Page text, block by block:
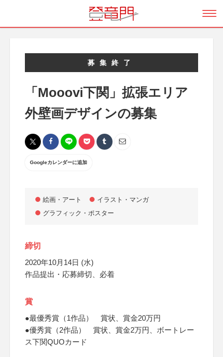
募集終了
「Mooovi下関」拡張エリア
外壁画デザインの募集
Googleカレンダーに追加
絵画・アート
イラスト・マンガ
グラフィック・ポスター
締切
2020年10月14日 (水)
作品提出・応募締切、必着
賞
●最優秀賞（1作品） 賞状、賞金20万円
●優秀賞（2作品） 賞状、賞金2万円、ボートレー
ス下関QUOカード